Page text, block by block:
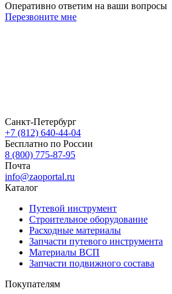
Оперативно ответим на ваши вопросы
Перезвоните мне
Санкт-Петербург
+7 (812) 640-44-04
Бесплатно по России
8 (800) 775-87-95
Почта
info@zaoportal.ru
Каталог
Путевой инструмент
Строительное оборудование
Расходные материалы
Запчасти путевого инструмента
Материалы ВСП
Запчасти подвижного состава
Покупателям